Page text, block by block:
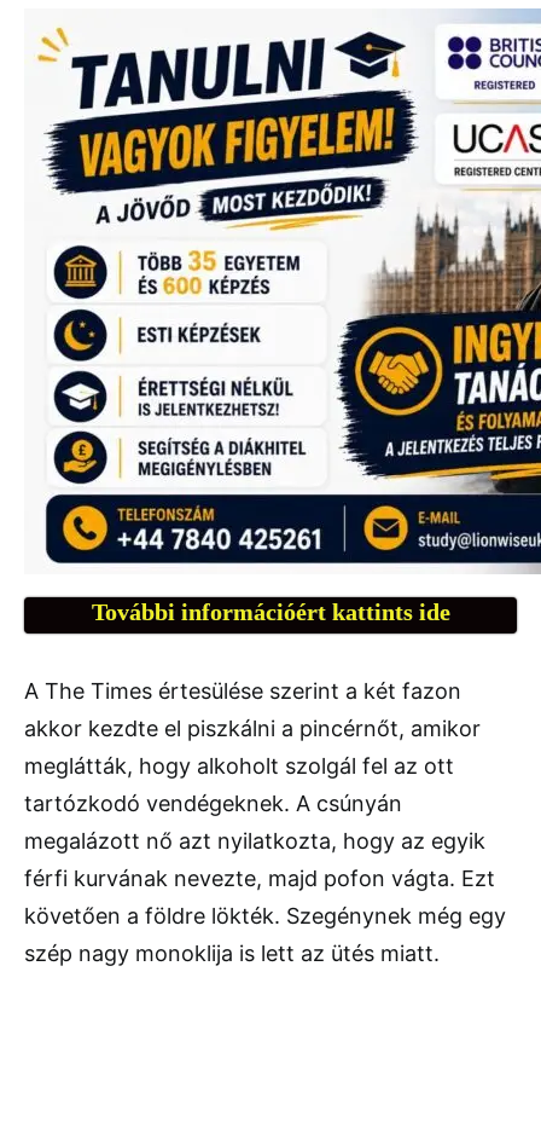
További információért kattints ide
A The Times értesülése szerint a két fazon
akkor kezdte el piszkálni a pincérnőt, amikor
meglátták, hogy alkoholt szolgál fel az ott
tartózkodó vendégeknek. A csúnyán
megalázott nő azt nyilatkozta, hogy az egyik
férfi kurvának nevezte, majd pofon vágta. Ezt
követően a földre lökték. Szegénynek még egy
szép nagy monoklija is lett az ütés miatt.